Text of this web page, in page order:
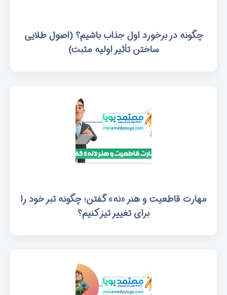
چگونه در برخورد اول جذاب باشیم؟ (اصول طلایی
ساختن تأثیر اولیه مثبت)
مهارت قاطعیت و هنر «نه» گفتن؛ چگونه تبر خود را
برای تغییر تیز کنیم؟